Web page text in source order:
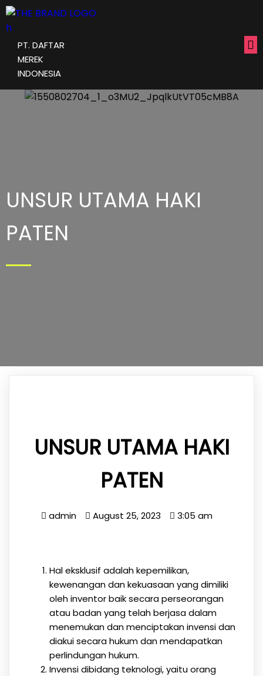
PT. DAFTAR
MEREK
INDONESIA
UNSUR UTAMA HAKI
PATEN
UNSUR UTAMA HAKI
PATEN
admin August 25, 2023 3:05 am
Hal eksklusif adalah kepemilikan,
kewenangan dan kekuasaan yang dimiliki
oleh inventor baik secara perseorangan
atau badan yang telah berjasa dalam
menemukan dan menciptakan invensi dan
diakui secara hukum dan mendapatkan
perlindungan hukum.
Invensi dibidang teknologi, yaitu orang